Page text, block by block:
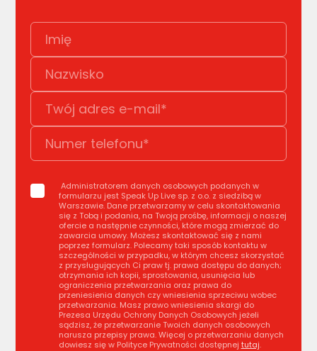
Administratorem danych osobowych podanych w
formularzu jest Speak Up Live sp. z o.o. z siedzibą w
Warszawie. Dane przetwarzamy w celu skontaktowania
się z Tobą i podania, na Twoją prośbę, informacji o naszej
ofercie a następnie czynności, które mogą zmierzać do
zawarcia umowy. Możesz skontaktować się z nami
poprzez formularz. Polecamy taki sposób kontaktu w
szczególności w przypadku, w którym chcesz skorzystać
z przysługujących Ci praw tj. prawa dostępu do danych;
otrzymania ich kopii, sprostowania, usunięcia lub
ograniczenia przetwarzania oraz prawa do
przeniesienia danych czy wniesienia sprzeciwu wobec
przetwarzania. Masz prawo wniesienia skargi do
Prezesa Urzędu Ochrony Danych Osobowych jeżeli
sądzisz, że przetwarzanie Twoich danych osobowych
narusza przepisy prawa. Więcej o przetwarzaniu danych
dowiesz się w Polityce Prywatności dostępnej tutaj.